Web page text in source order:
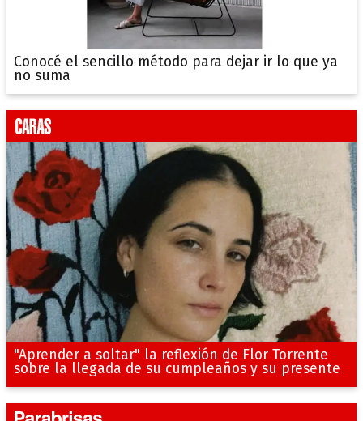
Conocé el sencillo método para dejar ir lo que ya
no suma
"Aprender a soltar" la reflexión de Flor Torrente
sobre la llegada de su cumpleaños y su presente